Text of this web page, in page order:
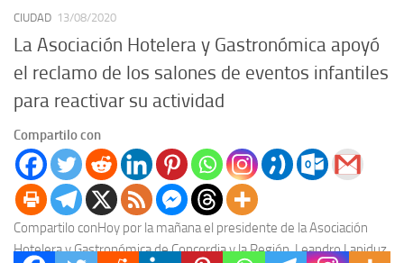
CIUDAD 13/08/2020
La Asociación Hotelera y Gastronómica apoyó
el reclamo de los salones de eventos infantiles
para reactivar su actividad
Compartilo con
Compartilo conHoy por la mañana el presidente de la Asociación
Hotelera y Gastronómica de Concordia y la Región, Leandro Lapiduz,